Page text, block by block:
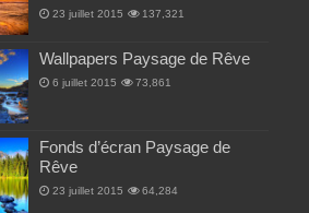
23 juillet 2015 137,321
Wallpapers Paysage de Rêve
6 juillet 2015 73,861
Fonds d’écran Paysage de
Rêve
23 juillet 2015 64,284